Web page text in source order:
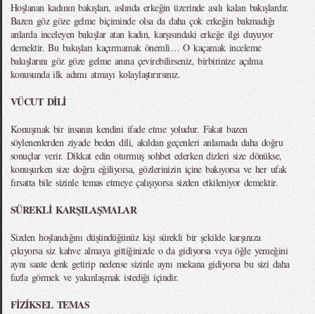
Hoşlanan kadının bakışları, aslında erkeğin üzerinde asılı kalan bakışlardır.
Bazen göz göze gelme biçiminde olsa da daha çok erkeğin bakmadığı
anlarda inceleyen bakışlar atan kadın, karşısındaki erkeğe ilgi duyuyor
demektir. Bu bakışları kaçırmamak önemli… O kaçamak inceleme
bakışlarını göz göze gelme anına çevirebilirseniz, birbirinize açılma
konusunda ilk adımı atmayı kolaylaştırırsınız.
VÜCUT DİLİ
Konuşmak bir insanın kendini ifade etme yoludur. Fakat bazen
söylenenlerden ziyade beden dili, akıldan geçenleri anlamada daha doğru
sonuçlar verir. Dikkat edin oturmuş sohbet ederken dizleri size dönükse,
konuşurken size doğru eğiliyorsa, gözlerinizin içine bakıyorsa ve her ufak
fırsatta bile sizinle temas etmeye çalışıyorsa sizden etkileniyor demektir.
SÜREKLİ KARŞILAŞMALAR
Sizden hoşlandığını düşündüğünüz kişi sürekli bir şekilde karşınıza
çıkıyorsa siz kahve almaya gittiğinizde o da gidiyorsa veya öğle yemeğini
aynı saate denk getirip nedense sizinle aynı mekana gidiyorsa bu sizi daha
fazla görmek ve yakınlaşmak istediği içindir.
FİZİKSEL TEMAS